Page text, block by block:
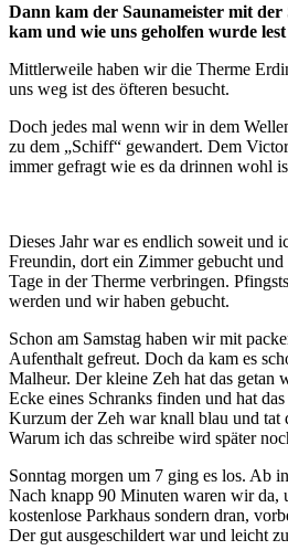
Dann kam der Saunameister mit der
kam und wie uns geholfen wurde
Mittlerweile haben wir die Therme
uns weg ist des öfteren besucht.
Doch jedes mal wenn wir in dem
zu dem „Schiff“ gewandert. Dem
immer gefragt wie es da drinnen wohl
Dieses Jahr war es endlich soweit und
Freundin, dort ein Zimmer gebucht
Tage in der Therme verbringen.
werden und wir haben gebucht.
Schon am Samstag haben wir mit
Aufenthalt gefreut. Doch da kam es
Malheur. Der kleine Zeh hat das getan
Ecke eines Schranks finden und hat
Kurzum der Zeh war knall blau und tat
Warum ich das schreibe wird später
Sonntag morgen um 7 ging es los. Ab
Nach knapp 90 Minuten waren wir da,
kostenlose Parkhaus sondern dran,
Der gut ausgeschildert war und leicht